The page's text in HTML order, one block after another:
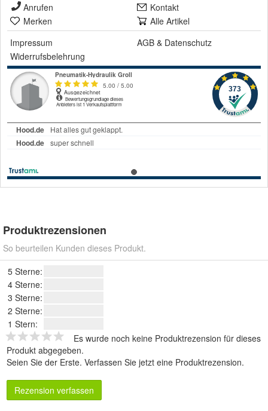
Anrufen
Kontakt
Merken
Alle Artikel
Impressum
AGB & Datenschutz
Widerrufsbelehrung
Produktrezensionen
So beurteilen Kunden dieses Produkt.
5 Sterne:
4 Sterne:
3 Sterne:
2 Sterne:
1 Stern:
Es wurde noch keine Produktrezension für dieses
Produkt abgegeben.
Seien Sie der Erste. Verfassen Sie jetzt eine Produktrezension.
Rezension verfassen